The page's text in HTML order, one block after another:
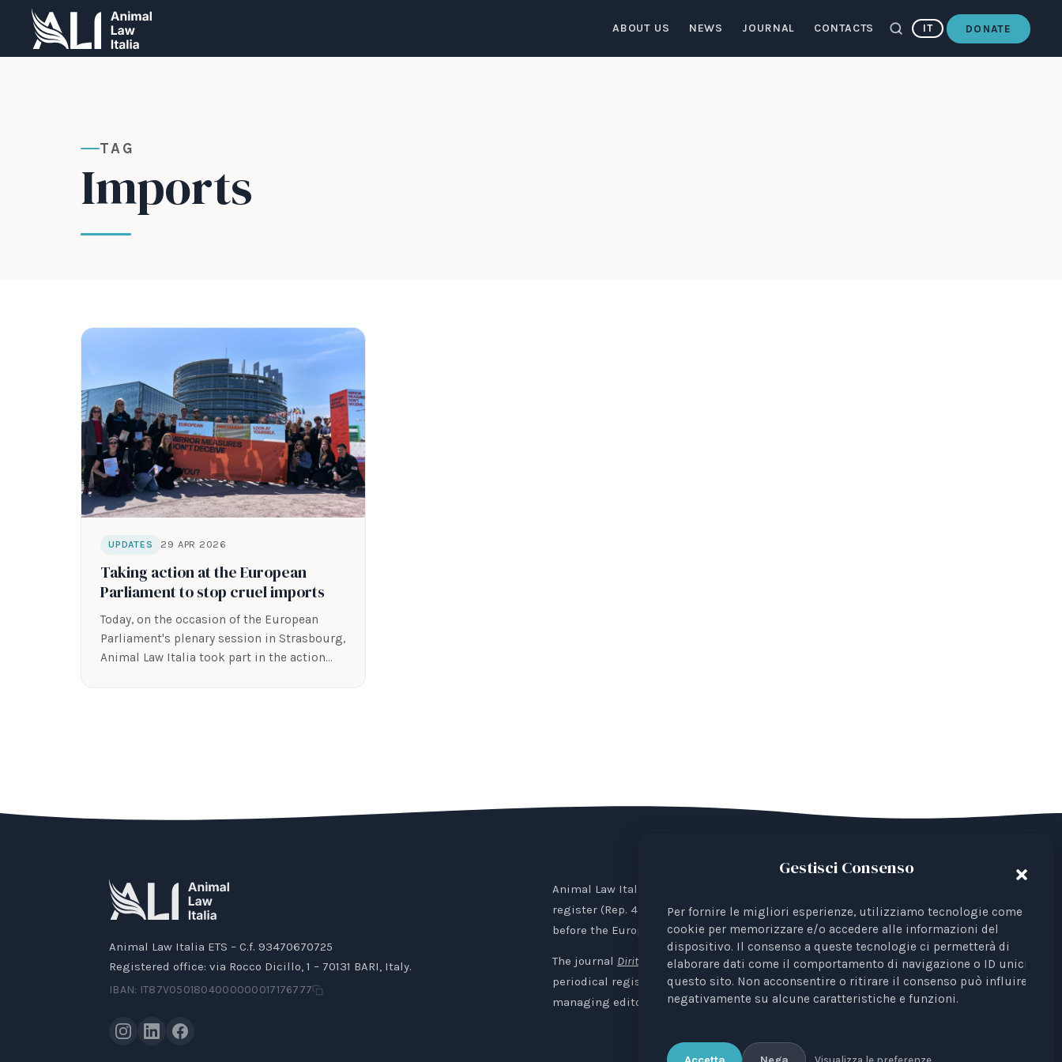
Gestisci Consenso
Per fornire le migliori esperienze, utilizziamo tecnologie come i
cookie per memorizzare e/o accedere alle informazioni del
dispositivo. Il consenso a queste tecnologie ci permetterà di
elaborare dati come il comportamento di navigazione o ID unici su
questo sito. Non acconsentire o ritirare il consenso può influire
negativamente su alcune caratteristiche e funzioni.
ABOUT US NEWS JOURNAL CONTACTS IT DONATE
TAG
Imports
UPDATES 29 APR 2026
Taking action at the European
Parliament to stop cruel imports
Today, on the occasion of the European
Parliament's plenary session in Strasbourg,
Animal Law Italia took part in the action…
Animal Law Italia ETS – C.f. 93470670725
Registered office: via Rocco Dicillo, 1 – 70131 BARI, Italy.
IBAN: IT87V0501804000000017176777
Animal Law Italia is an Italian Third Sector Entity listed in the RUNTS
register (Rep. 4 of 01/03/2022), recognised as an interest representative
before the European Institutions.
The journal Diritti degli Animali. Profili Etici, Scientifici e Giuridiciis a
periodical registered with the Court of Bari, no. 8/2023 of 18/09/2023,
managing editor: Avv. Elisa Scarpino.